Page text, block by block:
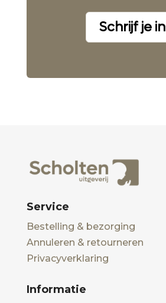
Schrijf je in
Service
Bestelling & bezorging
Annuleren & retourneren
Privacyverklaring
Informatie